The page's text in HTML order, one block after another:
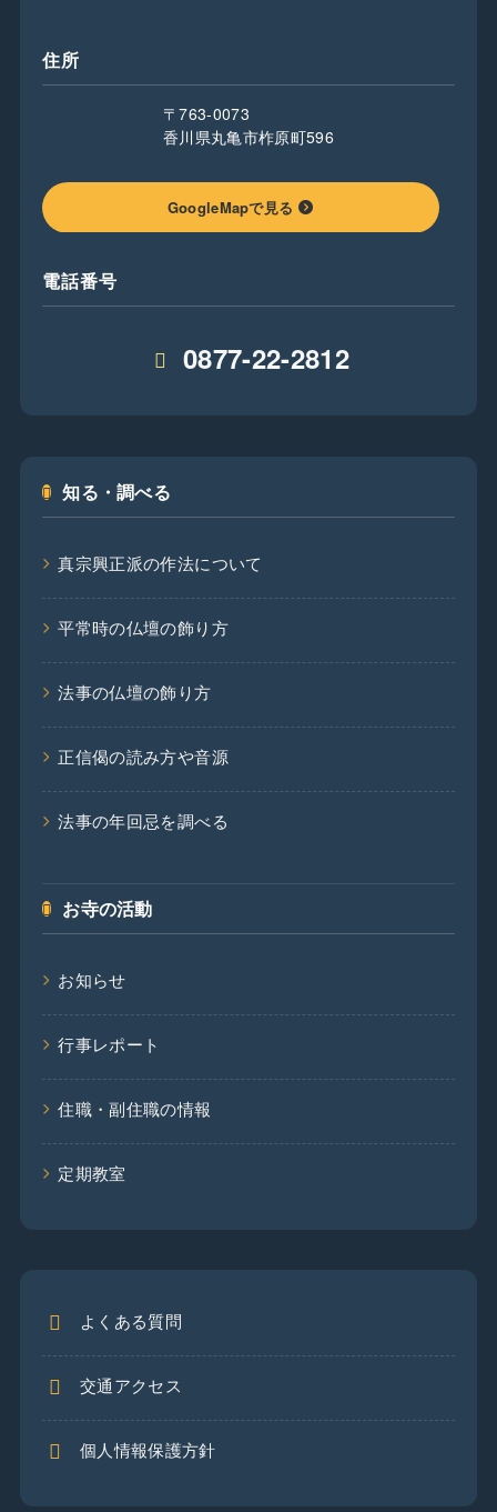
住所
〒763-0073
香川県丸亀市柞原町596
GoogleMapで見る
電話番号
0877-22-2812
知る・調べる
真宗興正派の作法について
平常時の仏壇の飾り方
法事の仏壇の飾り方
正信偈の読み方や音源
法事の年回忌を調べる
お寺の活動
お知らせ
行事レポート
住職・副住職の情報
定期教室
よくある質問
交通アクセス
個人情報保護方針